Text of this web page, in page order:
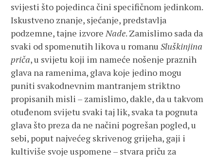
svijesti što pojedinca čini specifičnom jedinkom.
Iskustveno znanje, sjećanje, predstavlja
podzemne, tajne izvoreNade. Zamislimo sada da
svaki od spomenutih likova u romanuSluškinjina
priča, u svijetu koji im nameće nošenje praznih
glava na ramenima, glava koje jedino mogu
puniti svakodnevnim mantranjem striktno
propisanih misli – zamislimo, dakle, da u takvom
otuđenom svijetu svaki taj lik, svaka ta pognuta
glava što preza da ne načini pogrešan pogled, u
sebi, poput najvećeg skrivenog grijeha, gaji i
kultiviše svoje uspomene – stvara priču za